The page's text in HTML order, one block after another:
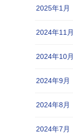
2025年1月
2024年11月
2024年10月
2024年9月
2024年8月
2024年7月